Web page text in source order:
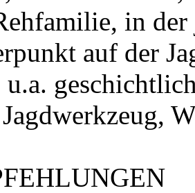
in
auf der